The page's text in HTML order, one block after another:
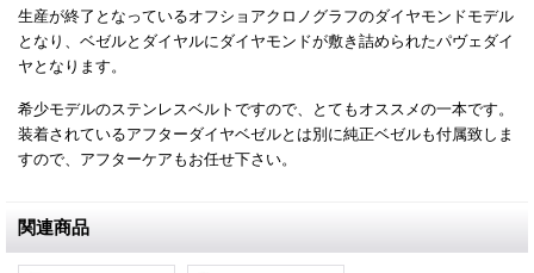
生産が終了となっているオフショアクロノグラフのダイヤモンドモデル
となり、ベゼルとダイヤルにダイヤモンドが敷き詰められたパヴェダイ
ヤとなります。
希少モデルのステンレスベルトですので、とてもオススメの一本です。
装着されているアフターダイヤベゼルとは別に純正ベゼルも付属致しま
すので、アフターケアもお任せ下さい。
関連商品